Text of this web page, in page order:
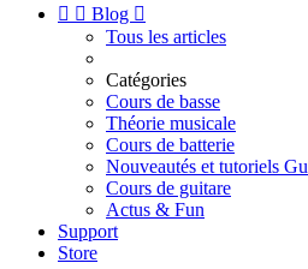
  Blog 
Tous les articles
Catégories
Cours de basse
Théorie musicale
Cours de batterie
Nouveautés et tutoriels
Cours de guitare
Actus & Fun
Support
Store